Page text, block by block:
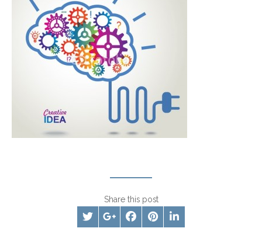
Share this post